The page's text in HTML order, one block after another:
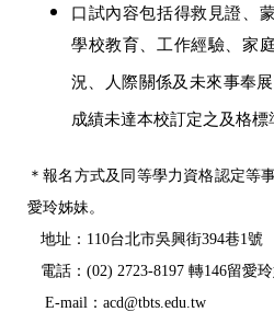
口試內容包括得救見證、
學校教育、工作經驗、家
況、人際關係及未來事奉
成績未達本校訂定之及格標
＊報名方式及同等學力資格認定等
愛玲姊妹。
地址：110台北市吳興街394巷1號
電話：(02) 2723-8197 轉146留愛
E-mail：acd@tbts.edu.tw